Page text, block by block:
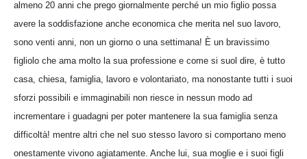
almeno 20 anni che prego giornalmente perché un mio figlio possa
avere la soddisfazione anche economica che merita nel suo lavoro,
sono venti anni, non un giorno o una settimana! È un bravissimo
figliolo che ama molto la sua professione e come si suol dire, è tutto
casa, chiesa, famiglia, lavoro e volontariato, ma nonostante tutti i suoi
sforzi possibili e immaginabili non riesce in nessun modo ad
incrementare i guadagni per poter mantenere la sua famiglia senza
difficoltà! mentre altri che nel suo stesso lavoro si comportano meno
onestamente vivono agiatamente. Anche lui, sua moglie e i suoi figli